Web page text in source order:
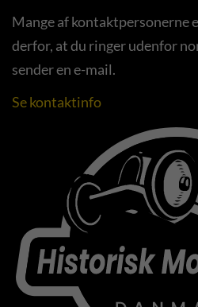
Mange af kontaktpersonerne
derfor, at du ringer udenfor
sender en e-mail.
Se kontaktinfo